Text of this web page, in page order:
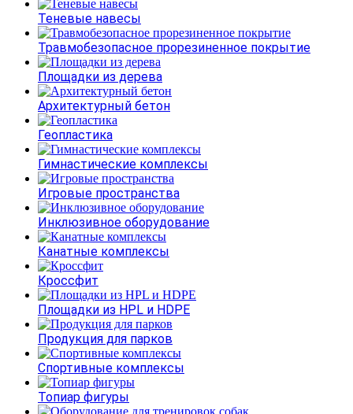
Теневые навесы
Травмобезопасное прорезиненное покрытие
Площадки из дерева
Архитектурный бетон
Геопластика
Гимнастические комплексы
Игровые пространства
Инклюзивное оборудование
Канатные комплексы
Кроссфит
Площадки из HPL и HDPE
Продукция для парков
Спортивные комплексы
Топиар фигуры